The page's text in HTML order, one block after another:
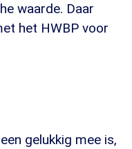
waarde. Daar
het HWBP voor
gelukkig mee is,